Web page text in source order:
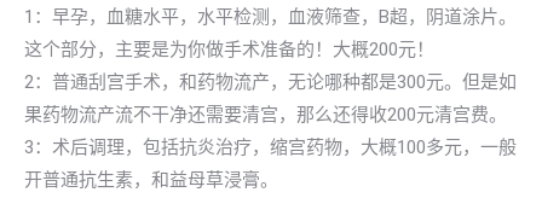
1：早孕，血糖水平，水平检测，血液筛查，B超，阴道涂片。
这个部分，主要是为你做手术准备的！大概200元！
2：普通刮宫手术，和药物流产，无论哪种都是300元。但是如
果药物流产流不干净还需要清宫，那么还得收200元清宫费。
3：术后调理，包括抗炎治疗，缩宫药物，大概100多元，一般
开普通抗生素，和益母草浸膏。